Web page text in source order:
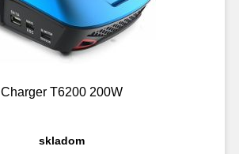
Charger T6200 200W
skladom